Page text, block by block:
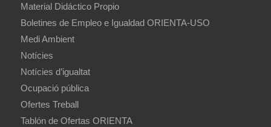
Material Didáctico Propio
Boletines de Empleo e Igualdad ORIENTA-USO
Medi Ambient
Notícies
Notícies d’igualtat
Ocupació pública
Ofertes Treball
Tablón de Ofertas ORIENTA